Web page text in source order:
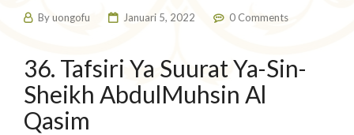
Byuongofu Januari 5, 2022 0 Comments
36. Tafsiri Ya Suurat Ya-Sin-
Sheikh AbdulMuhsin Al
Qasim